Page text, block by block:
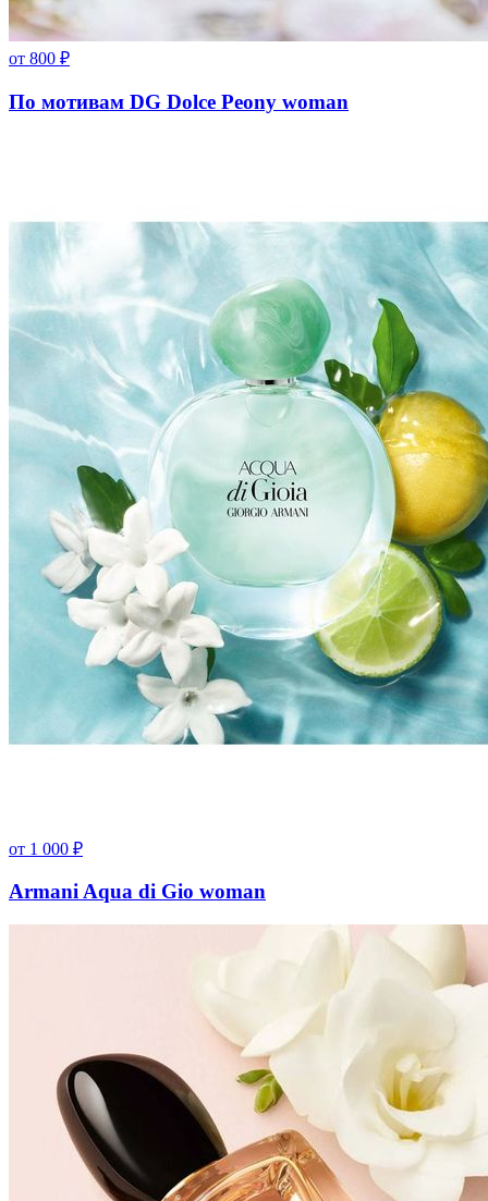
от 800 ₽
По мотивам DG Dolce Peony woman
от 1 000 ₽
Armani Aqua di Gio woman